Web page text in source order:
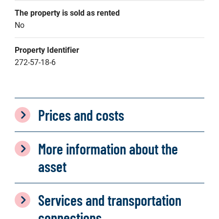
The property is sold as rented
No
Property Identifier
272-57-18-6
Prices and costs
More information about the
asset
Services and transportation